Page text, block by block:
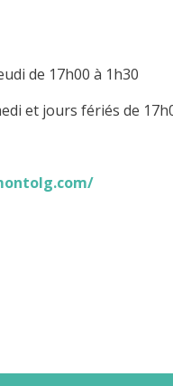
de 17h00 à 1h30
et jours fériés de